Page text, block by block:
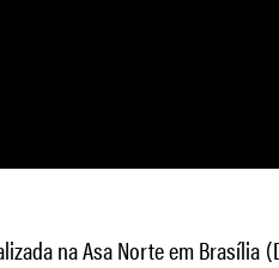
na Asa Norte em Brasília